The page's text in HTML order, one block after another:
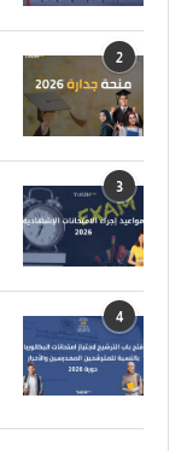
2
3
4